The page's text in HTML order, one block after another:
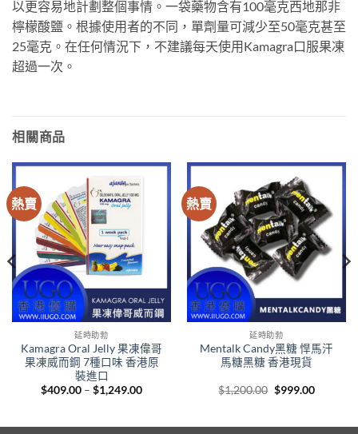
以更容易地計劃整個事情。一袋藥物含有100毫克西地那非
檸檬酸鹽。根據使用者的不同，單劑量可減少至50毫克甚至
25毫克。在任何情況下，不建議每天使用Kamagra口服果凍
超過一次。
相關商品
熱賣
延時助勃
Kamagra Oral Jelly 果凍偉哥
果凍威而鋼 7種口味 香港原
裝進口
$409.00 – $1,249.00Price
$1,249.00
熱賣
延時助勃
Mentalk Candy黑糖 悍馬汗
馬糖黑糖 香港現貨
$1,200.00 Original
$999.00Current